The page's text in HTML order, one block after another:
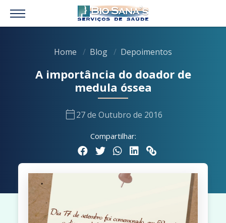
Home Blog Depoimentos
A importância do doador de
medula óssea
calendar_today27 de Outubro de 2016
Compartilhar: